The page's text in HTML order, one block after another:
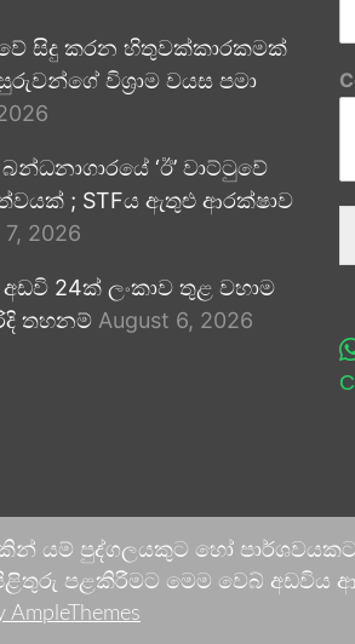
සිදු කරන හිතුවක්කාරකමක්
විශ්‍රාම වයස පමා
‘ඊ’ වාට්ටුවේ
; STFය ඇතුළු ආරක්ෂාව
2026
24ක් ලංකාව තුළ වහාම
තහනම් August 6, 2026
යම් පුද්ගලයකුට හෝ
පළකිරීමට මෙම වෙබ් අඩවිය
AmpleThemes